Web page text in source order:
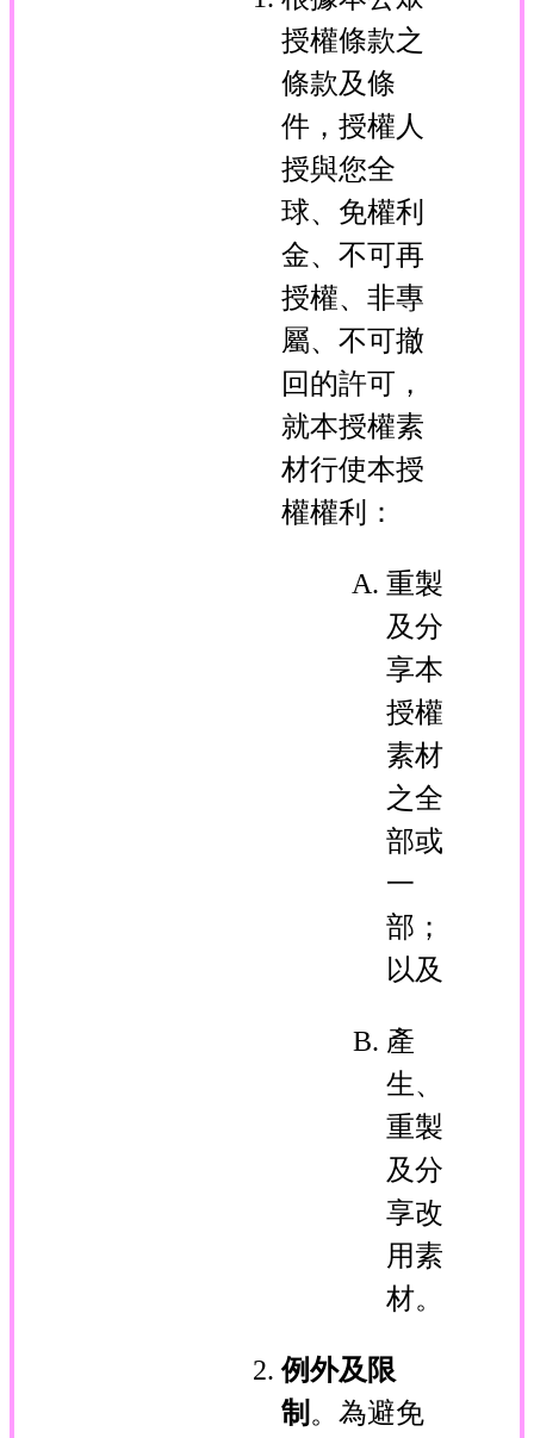
授權條款之
條款及條
件，授權人
授與您全
球、免權利
金、不可再
授權、非專
屬、不可撤
回的許可，
就本授權素
材行使本授
權權利：
重製
及分
享本
授權
素材
之全
部或
一
部；
以及
產
生、
重製
及分
享改
用素
材。
例外及限
制 。為避免